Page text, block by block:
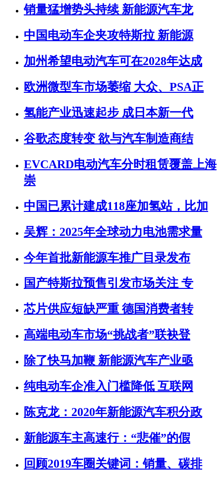
销量猛增势头持续 新能源汽车龙
中国电动车企夹攻特斯拉 新能源
加州希望电动汽车可在2028年达成
欧洲微型车市场萎缩 大众、PSA正
氢能产业迅速起步 成日本新一代
谷歌态度转变 欲与汽车制造商结
EVCARD电动汽车分时租赁覆盖上海
崇
中国已累计建成118座加氢站，比加
吴辉：2025年全球动力电池需求量
今年首批新能源车推广目录发布
国产特斯拉预售引发市场关注 专
芯片供应短缺严重 德国消费者转
高端电动车市场“挑战者”联袂登
除了快马加鞭 新能源汽车产业亟
纯电动车企准入门槛降低 互联网
陈克龙：2020年新能源汽车积分政
新能源车主高速行：“悲催”的假
回顾2019车圈关键词：销量、碳排